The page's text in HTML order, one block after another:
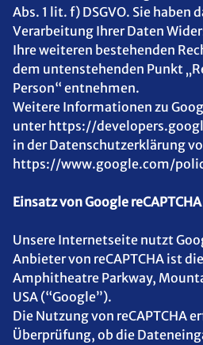
Abs. 1 lit. f) DSGVO. Sie haben
Verarbeitung Ihrer Daten
Ihre weiteren bestehenden
dem untenstehenden Punkt
Person“ entnehmen.
Weitere Informationen zu
unter https://
in der Datenschutzerklärung
https://www.google.com/
Einsatz von Google reCAPTCHA
Unsere Internetseite nutzt
Anbieter von reCAPTCHA ist
Amphitheatre Parkway,
USA (“Google”).
Die Nutzung von reCAPTCHA
Überprüfung, ob die